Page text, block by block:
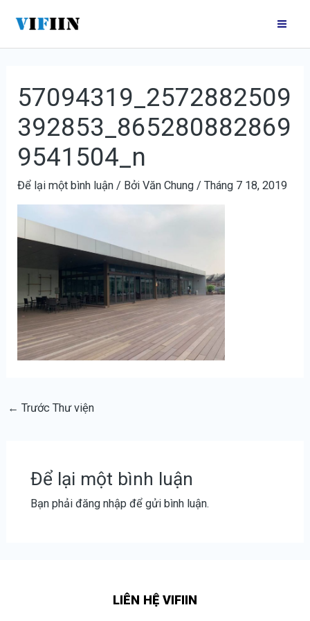
nội
57094319_2572882509
392853_865280882869
9541504_n
Để lại một bình luận / BởiVăn Chung /Tháng 7 18, 2019
hướng
bài
← Trước Thư viện
Để lại một bình luận
Bạn phải đăng nhậpđể gửi bình luận.
LIÊN HỆ VIFIIN